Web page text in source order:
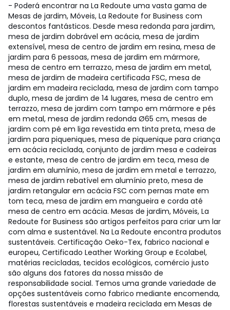
- Poderá encontrar na La Redoute uma vasta gama de
Mesas de jardim, Móveis, La Redoute for Business com
descontos fantásticos. Desde mesa redonda para jardim,
mesa de jardim dobrável em acácia, mesa de jardim
extensível, mesa de centro de jardim em resina, mesa de
jardim para 6 pessoas, mesa de jardim em mármore,
mesa de centro em terrazzo, mesa de jardim em metal,
mesa de jardim de madeira certificada FSC, mesa de
jardim em madeira reciclada, mesa de jardim com tampo
duplo, mesa de jardim de 14 lugares, mesa de centro em
terrazzo, mesa de jardim com tampo em mármore e pés
em metal, mesa de jardim redonda Ø65 cm, mesas de
jardim com pé em liga revestida em tinta preta, mesa de
jardim para piqueniques, mesa de piquenique para criança
em acácia reciclada, conjunto de jardim mesa e cadeiras
e estante, mesa de centro de jardim em teca, mesa de
jardim em alumínio, mesa de jardim em metal e terrazzo,
mesa de jardim rebatível em alumínio preto, mesa de
jardim retangular em acácia FSC com pernas mate em
tom teca, mesa de jardim em mangueira e corda até
mesa de centro em acácia. Mesas de jardim, Móveis, La
Redoute for Business são artigos perfeitos para criar um lar
com alma e sustentável. Na La Redoute encontra produtos
sustentáveis. Certificação Oeko-Tex, fabrico nacional e
europeu, Certificado Leather Working Group e Ecolabel,
matérias recicladas, tecidos ecológicos, comércio justo
são alguns dos fatores da nossa missão de
responsabilidade social. Temos uma grande variedade de
opções sustentáveis como fabrico mediante encomenda,
florestas sustentáveis e madeira reciclada em Mesas de